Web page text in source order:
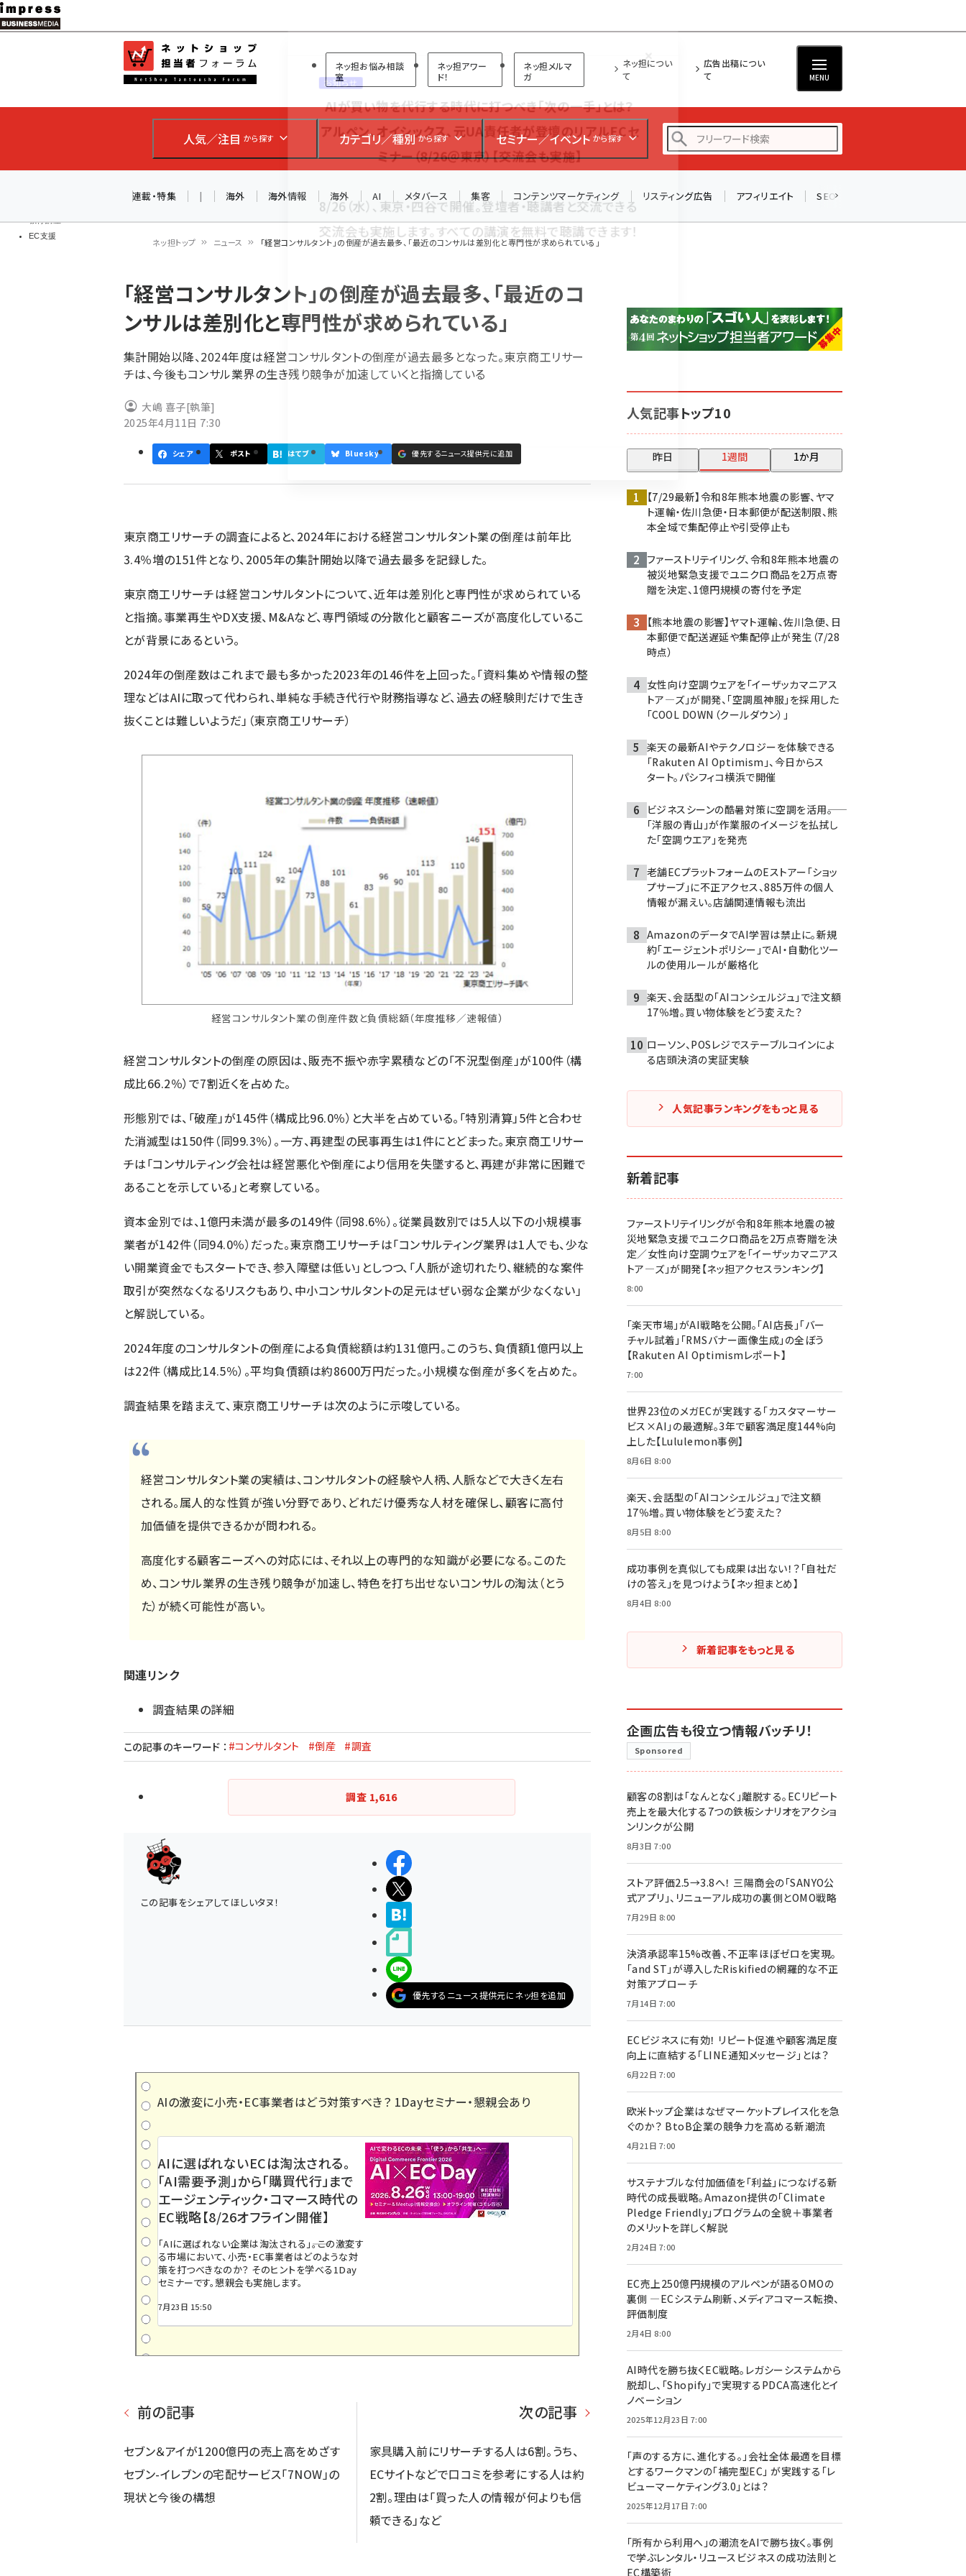
メ
イ
ン
ツ
移
教育講座
EC支援
ネットショップ担当者フォーラム
ネッ担お悩み相談
室
ネッ担アワー
ド！
ネッ担メルマ
ガ
ネッ担につい
て
広告出稿につい
て
MENU
人気／注目 から探す カテゴリ／種別 から探す セミナー／イベント から探す
アスクル (1119)
base (1074)
連載・特集 | 海外 海外情報 海外 AI メタバース 集客 コンテンツマーケティング リスティング広告 アフィリエイト SEO
ン
く
ず
ネッ担トップ ニュース 「経営コンサルタント」の倒産が過去最多、「最近のコンサルは差別化と専門性が求められている」
「経営コンサルタント」の倒産が過去最多、「最近のコ
ンサルは差別化と専門性が求められている」
集計開始以降、2024年度は経営コンサルタントの倒産が過去最多となった。東京商工リサー
チは、今後もコンサル業界の生き残り競争が加速していくと指摘している
大嶋 喜子[執筆]
2025年4月11日 7:30
シェア ポスト はてブ Bluesky 優先するニュース提供元に追加
東京商工リサーチの調査によると、2024年における経営コンサルタント業の倒産は前年比
3.4％増の151件となり、2005年の集計開始以降で過去最多を記録した。
東京商工リサーチは経営コンサルタントについて、近年は差別化と専門性が求められている
と指摘。事業再生やDX支援、M&Aなど、専門領域の分散化と顧客ニーズが高度化しているこ
とが背景にあるという。
2024年の倒産数はこれまで最も多かった2023年の146件を上回った。「資料集めや情報の整
理などはAIに取って代わられ、単純な手続き代行や財務指導など、過去の経験則だけで生き
抜くことは難しいようだ」（東京商工リサーチ）
経営コンサルタント業の倒産件数と負債総額（年度推移／速報値）
経営コンサルタントの倒産の原因は、販売不振や赤字累積などの「不況型倒産」が100件（構
成比66.2％）で7割近くを占めた。
形態別では、「破産」が145件（構成比96.0％）と大半を占めている。「特別清算」5件と合わせ
た消滅型は150件（同99.3％）。一方、再建型の民事再生は1件にとどまった。東京商工リサー
チは「コンサルティング会社は経営悪化や倒産により信用を失墜すると、再建が非常に困難で
あることを示している」と考察している。
資本金別では、1億円未満が最多の149件（同98.6％）。従業員数別では5人以下の小規模事
業者が142件（同94.0％）だった。東京商工リサーチは「コンサルティング業界は1人でも、少な
い開業資金でもスタートでき、参入障壁は低い」としつつ、「人脈が途切れたり、継続的な案件
取引が突然なくなるリスクもあり、中小コンサルタントの足元はぜい弱な企業が少なくない」
と解説している。
2024年度のコンサルタントの倒産による負債総額は約131億円。このうち、負債額1億円以上
は22件（構成比14.5％）。平均負債額は約8600万円だった。小規模な倒産が多くを占めた。
調査結果を踏まえて、東京商工リサーチは次のように示唆している。
経営コンサルタント業の実績は、コンサルタントの経験や人柄、人脈などで大きく左右
される。属人的な性質が強い分野であり、どれだけ優秀な人材を確保し、顧客に高付
加価値を提供できるかが問われる。
高度化する顧客ニーズへの対応には、それ以上の専門的な知識が必要になる。このた
め、コンサル業界の生き残り競争が加速し、特色を打ち出せないコンサルの淘汰（とう
た）が続く可能性が高い。
関連リンク
調査結果の詳細
この記事のキーワード ： #コンサルタント #倒産 #調査
調査 1,616
この記事をシェアしてほしいタヌ！
優先するニュース提供元にネッ担を追加
AIの激変に小売・EC事業者はどう対策すべき？ 1Dayセミナー・懇親会あり
AIに選ばれないECは淘汰される。
「AI需要予測」から「購買代行」まで
エージェンティック・コマース時代の
EC戦略【8/26オフライン開催】
「AIに選ばれない企業は淘汰される」――。この激変す
る市場において、小売・EC事業者はどのような対
策を打つべきなのか？ そのヒントを学べる1Day
セミナーです。懇親会も実施します。
7月23日 15:50
前の記事
セブン＆アイが1200億円の売上高をめざす
セブン-イレブンの宅配サービス「7NOW」の
現状と今後の構想
次の記事
家具購入前にリサーチする人は6割。うち、
ECサイトなどで口コミを参考にする人は約
2割。理由は「買った人の情報が何よりも信
頼できる」など
人気記事トップ10
昨日 1週間 1か月
【7/29最新】令和8年熊本地震の影響、ヤマ
ト運輸・佐川急便・日本郵便が配送制限、熊
本全域で集配停止や引受停止も
ファーストリテイリング、令和8年熊本地震の
被災地緊急支援でユニクロ商品を2万点寄
贈を決定、1億円規模の寄付を予定
【熊本地震の影響】ヤマト運輸、佐川急便、日
本郵便で配送遅延や集配停止が発生（7/28
時点）
女性向け空調ウェアを「イーザッカマニアス
トア―ズ」が開発、「空調風神服」を採用した
「COOL DOWN（クールダウン）」
楽天の最新AIやテクノロジーを体験できる
「Rakuten AI Optimism」、今日からス
タート。パシフィコ横浜で開催
ビジネスシーンの酷暑対策に空調を活用――。
「洋服の青山」が作業服のイメージを払拭し
た「空調ウエア」を発売
老舗ECプラットフォームのEストアー「ショッ
プサーブ」に不正アクセス、885万件の個人
情報が漏えい。店舗関連情報も流出
AmazonのデータでAI学習は禁止に。新規
約「エージェントポリシー」でAI・自動化ツー
ルの使用ルールが厳格化
楽天、会話型の「AIコンシェルジュ」で注文額
17％増。買い物体験をどう変えた？
ローソン、POSレジでステーブルコインによ
る店頭決済の実証実験
人気記事ランキングをもっと見る
新着記事
ファーストリテイリングが令和8年熊本地震の被
災地緊急支援でユニクロ商品を2万点寄贈を決
定／女性向け空調ウェアを「イーザッカマニアス
トア―ズ」が開発【ネッ担アクセスランキング】
8:00
「楽天市場」がAI戦略を公開。「AI店長」「バー
チャル試着」「RMSバナー画像生成」の全ぼう
【Rakuten AI Optimismレポート】
7:00
世界23位のメガECが実践する「カスタマーサー
ビス×AI」の最適解。3年で顧客満足度144%向
上した【Lululemon事例】
8月6日 8:00
楽天、会話型の「AIコンシェルジュ」で注文額
17％増。買い物体験をどう変えた？
8月5日 8:00
成功事例を真似しても成果は出ない！？「自社だ
けの答え」を見つけよう【ネッ担まとめ】
8月4日 8:00
新着記事をもっと見る
企画広告も役立つ情報バッチリ！
Sponsored
顧客の8割は「なんとなく」離脱する。ECリピート
売上を最大化する7つの鉄板シナリオをアクショ
ンリンクが公開
8月3日 7:00
ストア評価2.5→3.8へ！ 三陽商会の「SANYO公
式アプリ」、リニューアル成功の裏側とOMO戦略
7月29日 8:00
決済承認率15%改善、不正率ほぼゼロを実現。
「and ST」が導入したRiskifiedの網羅的な不正
対策アプローチ
7月14日 7:00
ECビジネスに有効！ リピート促進や顧客満足度
向上に直結する「LINE通知メッセージ」とは？
6月22日 7:00
欧米トップ企業はなぜマーケットプレイス化を急
ぐのか？ BtoB企業の競争力を高める新潮流
4月21日 7:00
サステナブルな付加価値を「利益」につなげる新
時代の成長戦略。Amazon提供の「Climate
Pledge Friendly」プログラムの全貌＋事業者
のメリットを詳しく解説
2月24日 7:00
EC売上250億円規模のアルペンが語るOMOの
裏側 ―ECシステム刷新、メディアコマース転換、
評価制度
2月4日 8:00
AI時代を勝ち抜くEC戦略。レガシーシステムから
脱却し、「Shopify」で実現するPDCA高速化とイ
ノベーション
2025年12月23日 7:00
「声のする方に、進化する。」会社全体最適を目標
とするワークマンの「補完型EC」 が実践する「レ
ビューマーケティング3.0」とは？
2025年12月17日 7:00
「所有から利用へ」の潮流をAIで勝ち抜く。事例
で学ぶレンタル・リユースビジネスの成功法則と
EC構築術
AIが買い物を代行する時代に打つべき「次の一手」とは？
アルペン、オイシックス、元UA責任者が登壇のリアルECセ
ミナー（8/26＠東京）【交流会も実施】
8/26（水）、東京・四谷で開催。登壇者・聴講者と交流できる
交流会も実施します。すべての講演を無料で聴講できます！